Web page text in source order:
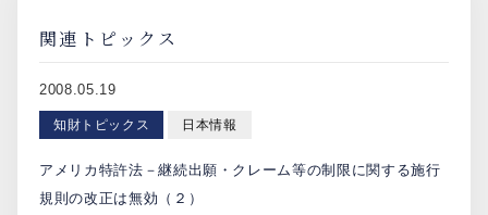
関連トピックス
2008.05.19
知財トピックス 日本情報
アメリカ特許法－継続出願・クレーム等の制限に関する施行
規則の改正は無効（２）